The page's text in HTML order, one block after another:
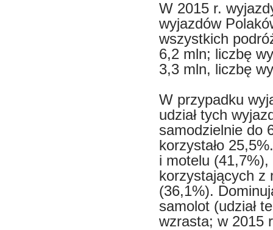
W 2015 r.
wyjazdów
wszystkich
6,2 mln; liczbę
3,3 mln, liczbę
W przypadku
udział tych
samodzielnie do
korzystało
i motelu (41,7%),
korzystających z
(36,1%).
samolot (udział
wzrasta; w 2015